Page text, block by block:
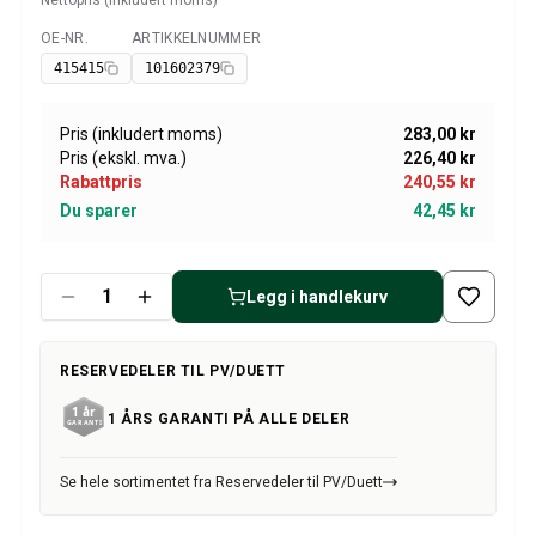
Amazon dekk/felg/navkapsler
Reservedeler til 1800
1800 Bremsesystem
Volvo 1800 Karosseri
1800 Kjølesystem
1800 Motorregulering
1800 Motordeler
1800 Kraftoverføring/Bakaksel
1800 Interiør
Varme/Friskluftsanlegg 1800 (1961–73)
1800 Øvrig
Reservedeler til 140/164
Volvo 140/164 karosseri
140/164 Kjølesystem
Tilgjengelig
OE-NR.
415415
ARTIKKELNUMMER
101602379
Pris (inkludert moms)
283,00 kr
Pris (ekskl. mva.)
226,40 kr
Rabattpris
240,55 kr
Du sparer
42,45 kr
Legg i handlekurv
RESERVEDELER TIL PV/DUETT
1 ÅRS GARANTI PÅ ALLE DELER
Se hele sortimentet fra Reservedeler til PV/Duett